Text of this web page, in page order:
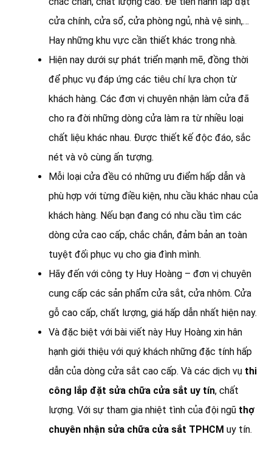
cửa chính, cửa sổ, cửa phòng ngủ, nhà vệ sinh,…
Hay những khu vực cần thiết khác trong nhà.
Hiện nay dưới sự phát triển mạnh mẽ, đồng thời
để phục vụ đáp ứng các tiêu chí lựa chọn từ
khách hàng. Các đơn vị chuyên nhận làm cửa đã
cho ra đời những dòng cửa làm ra từ nhiều loại
chất liệu khác nhau. Được thiết kế độc đáo, sắc
nét và vô cùng ấn tượng.
Mỗi loại cửa đều có những ưu điểm hấp dẫn và
phù hợp với từng điều kiện, nhu cầu khác nhau của
khách hàng. Nếu bạn đang có nhu cầu tìm các
dòng cửa cao cấp, chắc chắn, đảm bản an toàn
tuyệt đối phục vụ cho gia đình mình.
Hãy đến với công ty Huy Hoàng – đơn vị chuyên
cung cấp các sản phẩm cửa sắt, cửa nhôm. Cửa
gỗ cao cấp, chất lượng, giá hấp dẫn nhất hiện nay.
Và đặc biệt với bài viết này Huy Hoàng xin hân
hạnh giới thiệu với quý khách những đặc tính hấp
dẫn của dòng cửa sắt cao cấp. Và các dịch vụ thi
công lắp đặt sửa chữa cửa sắt uy tín, chất
lượng. Với sự tham gia nhiệt tình của đội ngũ thợ
chuyên nhận sửa chữa cửa sắt TPHCM uy tín.